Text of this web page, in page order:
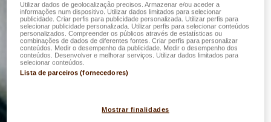
Utilizar dados de geolocalização precisos. Armazenar e/ou aceder a
informações num dispositivo. Utilizar dados limitados para selecionar
publicidade. Criar perfis para publicidade personalizada. Utilizar perfis para
selecionar publicidade personalizada. Utilizar perfis para selecionar conteúdos
personalizados. Compreender os públicos através de estatísticas ou
combinações de dados de diferentes fontes. Criar perfis para personalizar
conteúdos. Medir o desempenho da publicidade. Medir o desempenho dos
conteúdos. Desenvolver e melhorar serviços. Utilizar dados limitados para
selecionar conteúdos.
Lista de parceiros (fornecedores)
Mostrar finalidades